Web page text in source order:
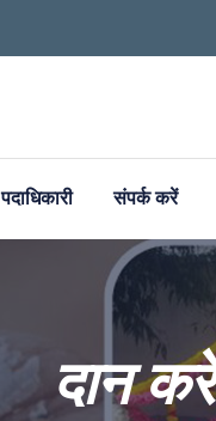
पदाधिकारी संपर्क करें
दान करें